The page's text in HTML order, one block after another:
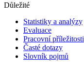
Důležité
Statistiky a analýzy
Evaluace
Pracovní příležitosti
Časté dotazy
Slovník pojmů